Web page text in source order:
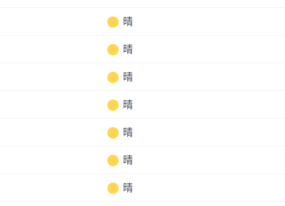
晴
晴
晴
晴
晴
晴
晴